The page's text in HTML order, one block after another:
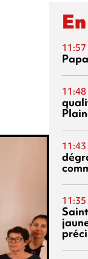
11:57
11:48
11:43
11:35